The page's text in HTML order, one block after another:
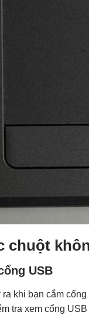
chuột
USB
ra khi bạn cắm
tra xem cổng